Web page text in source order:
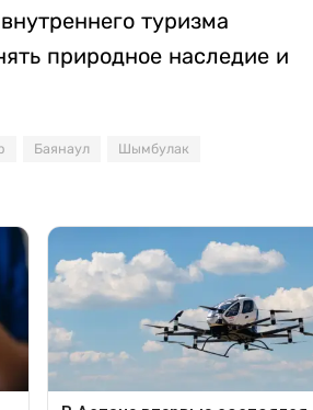
туризма
природное наследие и
Баянаул Шымбулак